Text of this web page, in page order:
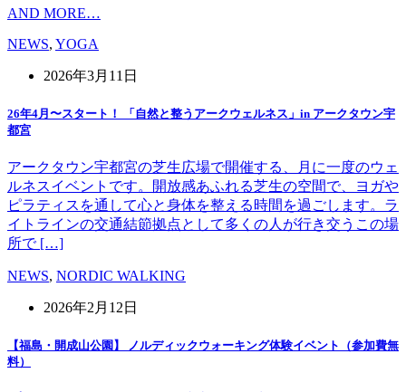
AND MORE…
NEWS, YOGA
2026年3月11日
26年4月〜スタート！ 「自然と整うアークウェルネス」in アークタウン宇
都宮
アークタウン宇都宮の芝生広場で開催する、月に一度のウェ
ルネスイベントです。開放感あふれる芝生の空間で、ヨガや
ピラティスを通して心と身体を整える時間を過ごします。ラ
イトラインの交通結節拠点として多くの人が行き交うこの場
所で […]
NEWS, NORDIC WALKING
2026年2月12日
【福島・開成山公園】 ノルディックウォーキング体験イベント（参加費無
料）